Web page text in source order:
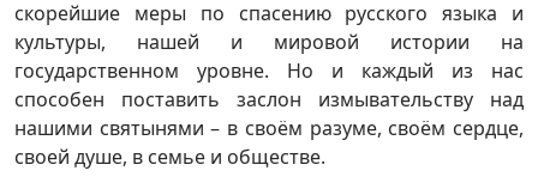
скорейшие меры по спасению русского языка и
культуры, нашей и мировой истории на
государственном уровне. Но и каждый из нас
способен поставить заслон измывательству над
нашими святынями – в своём разуме, своём сердце,
своей душе, в семье и обществе.